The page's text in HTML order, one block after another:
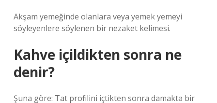
Akşam yemeğinde olanlara veya yemek yemeyi
söyleyenlere söylenen bir nezaket kelimesi.
Kahve içildikten sonra ne
denir?
Şuna göre: Tat profilini içtikten sonra damakta bir